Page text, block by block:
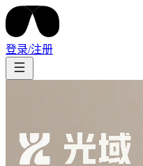
登录/注册